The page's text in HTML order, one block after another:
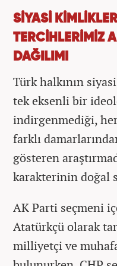
SİYASİ
TERCİHLERİMİZ
DAĞILIMI
Türk halkının
tek eksenli bir
indirgenmediği,
farklı
gösteren
karakterinin doğal
AK Parti seçmeni
Atatürkçü olarak
milliyetçi ve